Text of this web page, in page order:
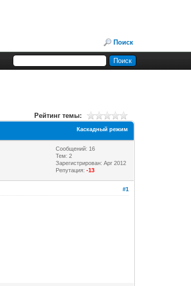
Поиск
Рейтинг темы:
Каскадный режим
Сообщений: 16
Тем: 2
Зарегистрирован: Apr 2012
Репутация:-13
#1